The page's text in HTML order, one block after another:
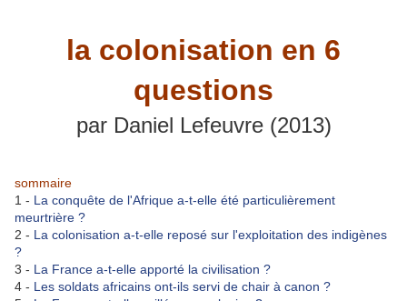
la colonisation en 6
questions
par Daniel Lefeuvre (2013)
sommaire
1 - La conquête de l'Afrique a-t-elle été particulièrement
meurtrière ?
2 - La colonisation a-t-elle reposé sur l'exploitation des indigènes
?
3 - La France a-t-elle apporté la civilisation ?
4 - Les soldats africains ont-ils servi de chair à canon ?